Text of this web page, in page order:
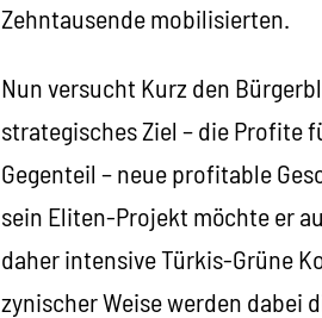
Zehntausende mobilisierten.
Nun versucht Kurz den
strategisches Ziel – die Profite
Gegenteil – neue profitable
sein Eliten-Projekt möchte er
daher intensive Türkis-Grüne
zynischer Weise werden dabei